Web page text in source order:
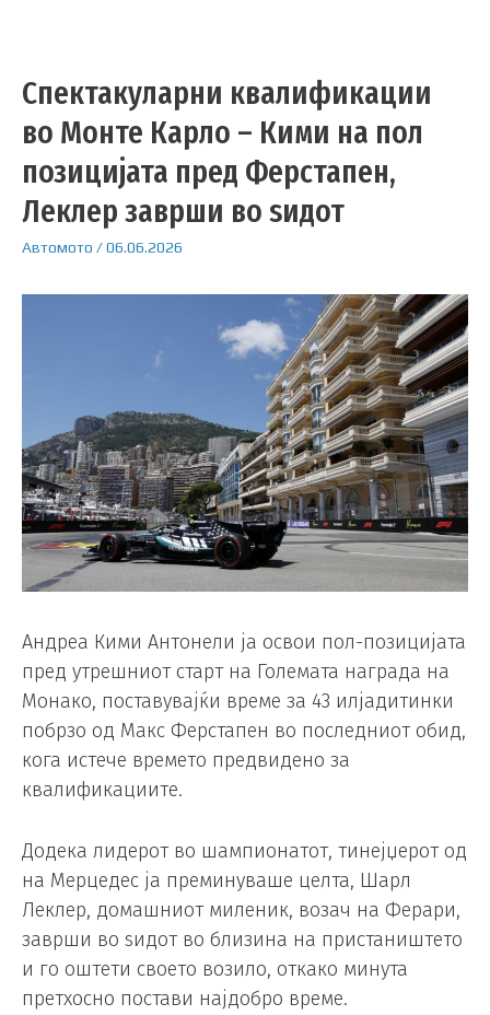
Спектакуларни квалификации
во Монте Карло – Кими на пол
позицијата пред Ферстапен,
Леклер заврши во ѕидот
Автомото /06.06.2026
Андреа Кими Антонели ја освои пол-позицијата
пред утрешниот старт на Големата награда на
Монако, поставувајќи време за 43 илјадитинки
побрзо од Макс Ферстапен во последниот обид,
кога истече времето предвидено за
квалификациите.
Додека лидерот во шампионатот, тинејџерот од
на Мерцедес ја преминуваше целта, Шарл
Леклер, домашниот миленик, возач на Ферари,
заврши во ѕидот во близина на пристаништето
и го оштети своето возило, откако минута
претхосно постави најдобро време.